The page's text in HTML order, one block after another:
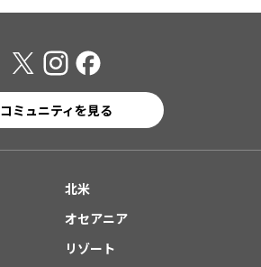
コミュニティを見る
北米
オセアニア
リゾート